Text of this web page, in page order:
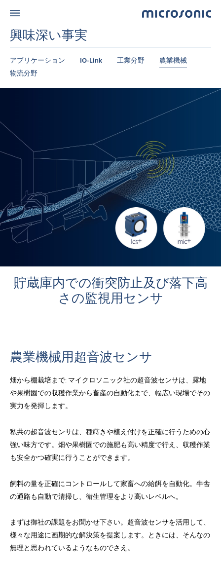
興味深い事実
アプリケーション IO-Link 工業分野
農業機械
物流分野
貯蔵庫内での衝突防止及び落下高
さの監視用センサ
農業機械用超音波センサ
畑から棚栽培まで: マイクロソニック社の超音波センサは、露地
や果樹園での収穫作業から畜産の自動化まで、幅広い現場でその
実力を発揮します。
私共の超音波センサは、種蒔きや植え付けを正確に行うための心
強い味方です。畑や果樹園での施肥も高い精度で行え、収穫作業
も安全かつ確実に行うことができます。
飼料の量を正確にコントロールして家畜への給餌を自動化。牛舎
の通路も自動で清掃し、衛生管理をより高いレベルへ。
まずは御社の課題をお聞かせ下さい。超音波センサを活用して、
様々な用途に画期的な解決策を提案します。ときには、そんなの
無理と思われているようなものでさえ。